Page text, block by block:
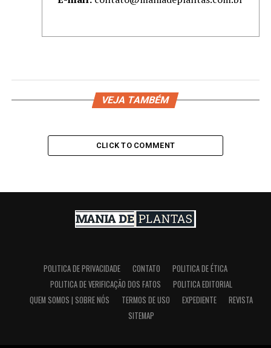
VEJA TAMBÉM
CLICK TO COMMENT
POLITICA DE PRIVACIDADE CONTATO
POLITICA DE ÉTICA
POLITICA DE VERIFICAÇÃO DOS FATOS
POLITICA EDITORIAL
QUEM SOMOS | SOBRE NÓS
TERMOS DE USO EXPEDIENTE
REVISTA
SITEMAP